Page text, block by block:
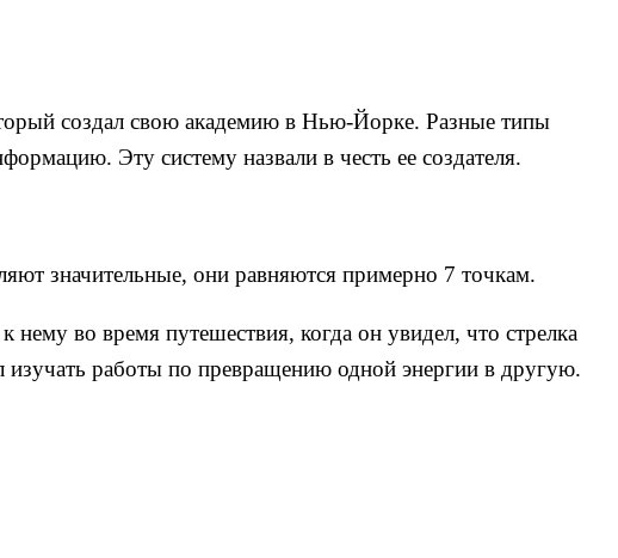
создал свою академию в Нью-Йорке. Разные типы
Эту систему назвали в честь ее создателя.
значительные, они равняются примерно 7 точкам.
во время путешествия, когда он увидел, что стрелка
изучать работы по превращению одной энергии в другую.